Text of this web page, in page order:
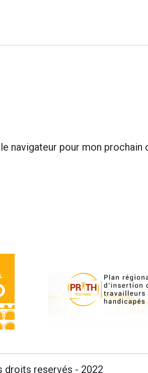
navigateur pour mon prochain
droits reservés - 2022